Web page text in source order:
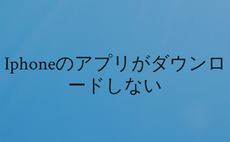
Iphoneのアプリがダウンロ
ードしない